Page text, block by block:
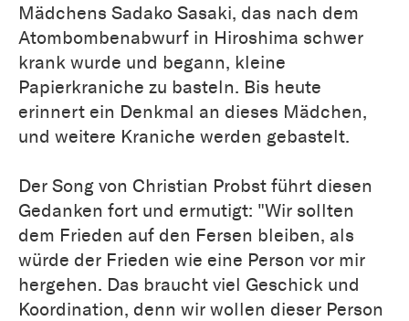
Mädchens Sadako Sasaki, das nach dem
Atombombenabwurf in Hiroshima schwer
krank wurde und begann, kleine
Papierkraniche zu basteln. Bis heute
erinnert ein Denkmal an dieses Mädchen,
und weitere Kraniche werden gebastelt.
Der Song von Christian Probst führt diesen
Gedanken fort und ermutigt: "Wir sollten
dem Frieden auf den Fersen bleiben, als
würde der Frieden wie eine Person vor mir
hergehen. Das braucht viel Geschick und
Koordination, denn wir wollen dieser Person